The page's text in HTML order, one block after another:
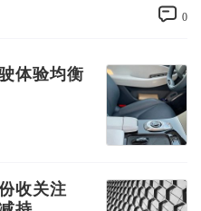
0
体验均衡
收关注